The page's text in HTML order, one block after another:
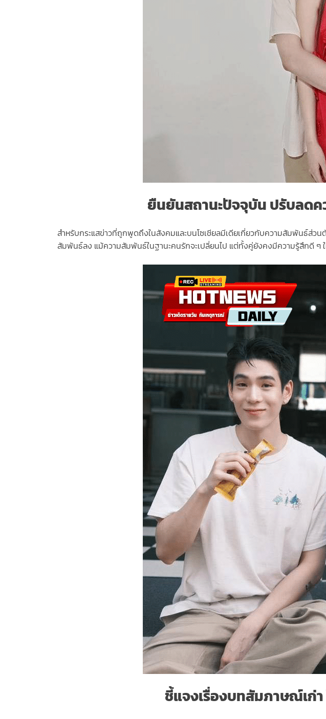
ยืนยันสถานะปัจจุบัน ปรับลด
สำหรับกระแสข่าวที่ถูกพูดถึงในสังคมและบนโซเชียลมีเดียเกี่ยวกับความสัมพันธ์ส่ว
สัมพันธ์ลง แม้ความสัมพันธ์ในฐานะคนรักจะเปลี่ยนไป แต่ทั้งคู่ยังคงมีความรู้สึกดี ๆ
ชี้แจงเรื่องบทสัมภาษณ์เก่า